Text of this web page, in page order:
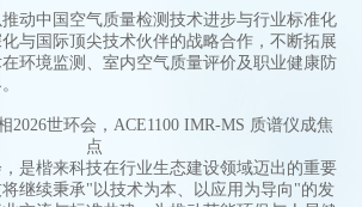
中国空气质量检测技术进步与行业标准化
与国际顶尖技术伙伴的战略合作，不断拓展
环境监测、室内空气质量评价及职业健康防
楷来科技在行业生态建设领域迈出的重要
继续秉承"以技术为本、以应用为导向"的发